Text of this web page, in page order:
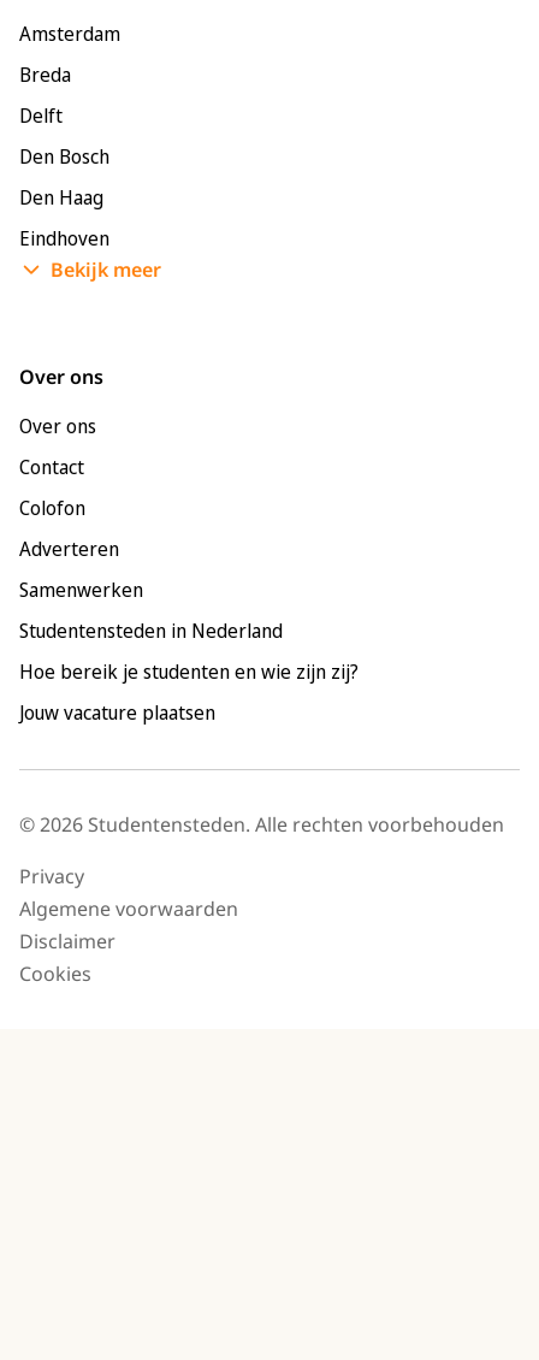
Amsterdam
Breda
Delft
Den Bosch
Den Haag
Eindhoven
Enschede
Bekijk meer
Over ons
Over ons
Contact
Colofon
Adverteren
Samenwerken
Studentensteden in Nederland
Hoe bereik je studenten en wie zijn zij?
Jouw vacature plaatsen
© 2026 Studentensteden. Alle rechten voorbehouden
Privacy
Algemene voorwaarden
Disclaimer
Cookies